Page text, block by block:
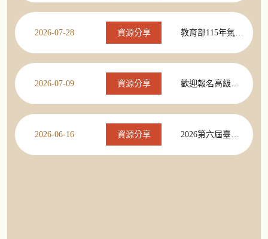
2026-07-28 資源分享
2026-07-09 資源分享
2026-06-16 資源分享